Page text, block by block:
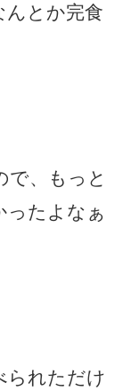
んとか完食
で、もっと
ったよなぁ
られただけ